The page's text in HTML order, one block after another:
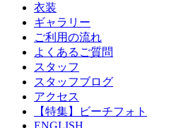
衣装
ギャラリー
ご利用の流れ
よくあるご質問
スタッフ
スタッフブログ
アクセス
【特集】ビーチフォト
ENGLISH